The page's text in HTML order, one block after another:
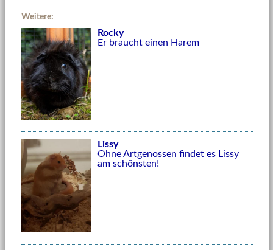
Weitere:
Rocky
Er braucht einen Harem
Lissy
Ohne Artgenossen findet es Lissy
am schönsten!